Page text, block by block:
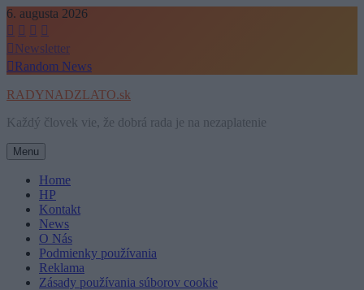
Skip
to
content
6. augusta 2026
Newsletter
Random News
RADYNADZLATO.sk
Každý človek vie, že dobrá rada je na nezaplatenie
Menu
Home
HP
Kontakt
News
O Nás
Podmienky používania
Reklama
Zásady používania súborov cookie